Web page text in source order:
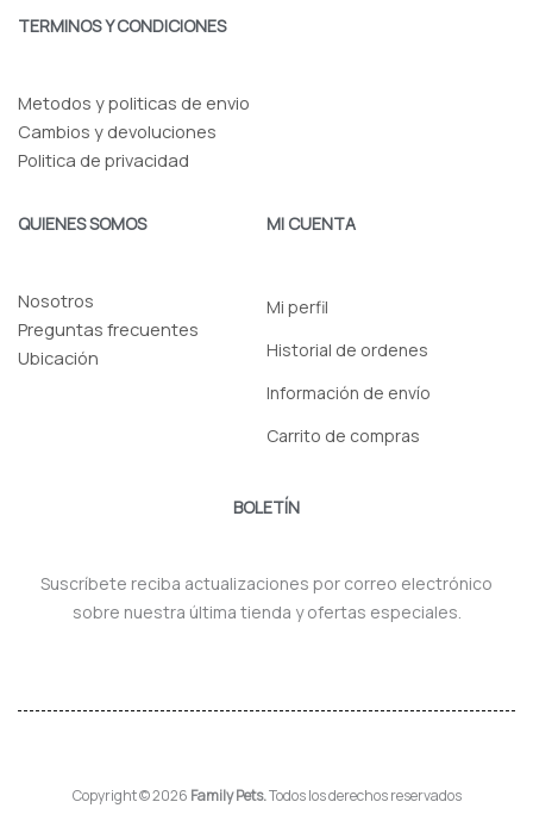
TERMINOS Y CONDICIONES
Metodos y politicas de envio
Cambios y devoluciones
Politica de privacidad
QUIENES SOMOS
Nosotros
Preguntas frecuentes
Ubicación
MI CUENTA
Mi perfil
Historial de ordenes
Información de envío
Carrito de compras
BOLETÍN
Suscríbete reciba actualizaciones por correo electrónico
sobre nuestra última tienda y ofertas especiales.
Copyright © 2026 Family Pets.Todos los derechos reservados